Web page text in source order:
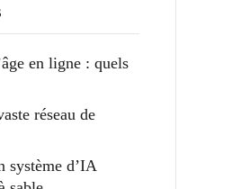
en ligne : quels
réseau de
système d’IA